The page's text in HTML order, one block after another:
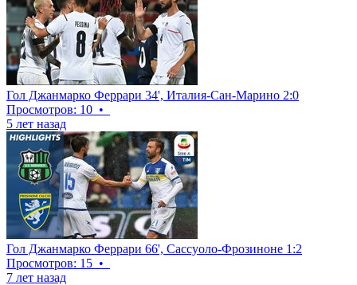
Гол Джанмарко Феррари 34', Италия-Сан-Марино 2:0
Просмотров: 10 •
5 лет назад
Гол Джанмарко Феррари 66', Сассуоло-Фрозиноне 1:2
Просмотров: 15 •
7 лет назад